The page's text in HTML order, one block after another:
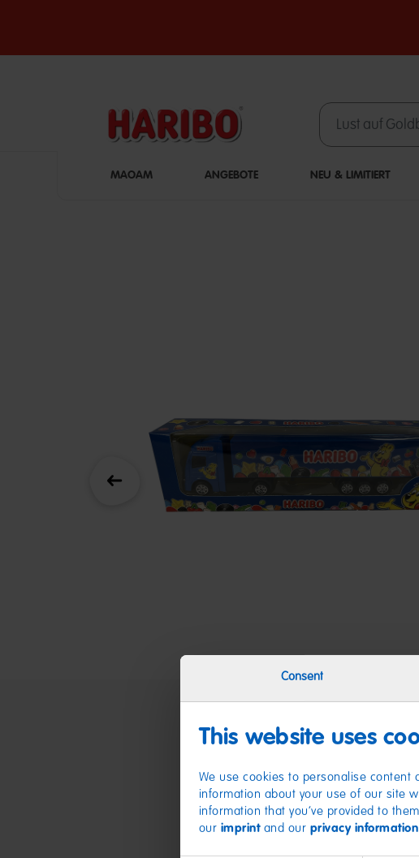
Consent
This website uses
We use cookies to personalise
information about your use of our site
information that you’ve provided to
our imprintand our privacy information
MAOAM ANGEBOTE NEU & LIMITIERT
Zurück